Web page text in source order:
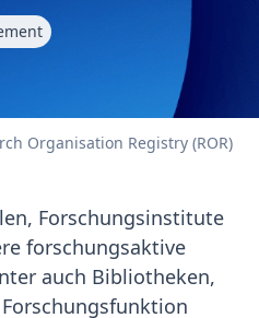
Organisation Registry (ROR)
Forschungsinstitute
forschungsaktive
auch Bibliotheken,